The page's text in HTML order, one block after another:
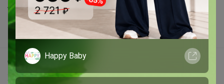
Анонсы
Новости
Поддержка альпак
Самое выгодное
Хиты продаж
Happy Baby